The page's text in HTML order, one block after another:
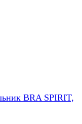
BRA SPIRIT,